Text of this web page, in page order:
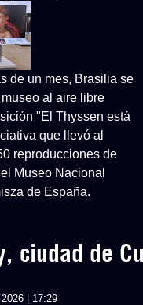
de un mes, Brasilia se
al aire libre
"El Thyssen está
que llevó al
reproducciones de
Museo Nacional
de España.
ciudad de
| 17:29